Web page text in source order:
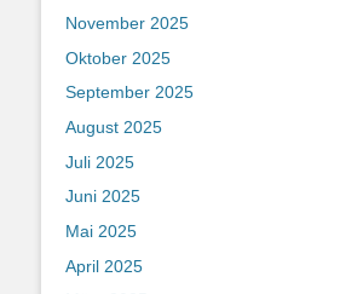
November 2025
Oktober 2025
September 2025
August 2025
Juli 2025
Juni 2025
Mai 2025
April 2025